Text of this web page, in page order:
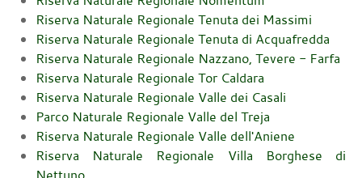
Riserva Naturale Regionale Tenuta dei Massimi
Riserva Naturale Regionale Tenuta di Acquafredda
Riserva Naturale Regionale Nazzano, Tevere - Farfa
Riserva Naturale Regionale Tor Caldara
Riserva Naturale Regionale Valle dei Casali
Parco Naturale Regionale Valle del Treja
Riserva Naturale Regionale Valle dell'Aniene
Riserva Naturale Regionale
Villa Borghese di